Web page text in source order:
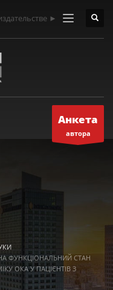
►
Анкета
автора
ФУНКЦІОНАЛЬНИЙ СТАН
ОКА У ПАЦІЄНТІВ З